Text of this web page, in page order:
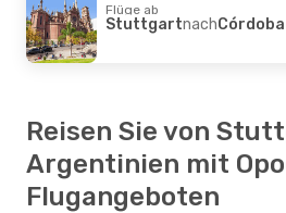
Flüge ab
StuttgartnachCórdoba
Reisen Sie von
Argentinien mit
Flugangeboten